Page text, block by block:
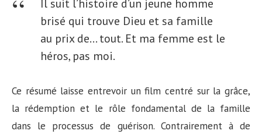
Il suit l’histoire d’un jeune homme
brisé qui trouve Dieu et sa famille
au prix de… tout. Et ma femme est le
héros, pas moi.
Ce résumé laisse entrevoir un film centré sur la grâce,
la rédemption et le rôle fondamental de la famille
dans le processus de guérison. Contrairement à de